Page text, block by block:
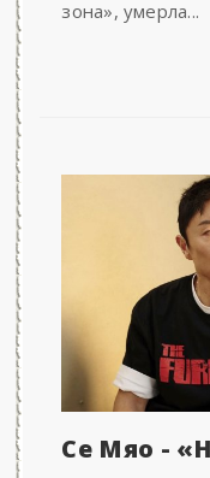
зона», умерла...
Се Мяо -